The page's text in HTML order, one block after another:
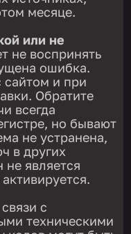
месяце.
или не
не воспринять
ошибка.
сайтом и при
Обратите
всегда
но бывают
не устранена,
в других
является
с
техническими